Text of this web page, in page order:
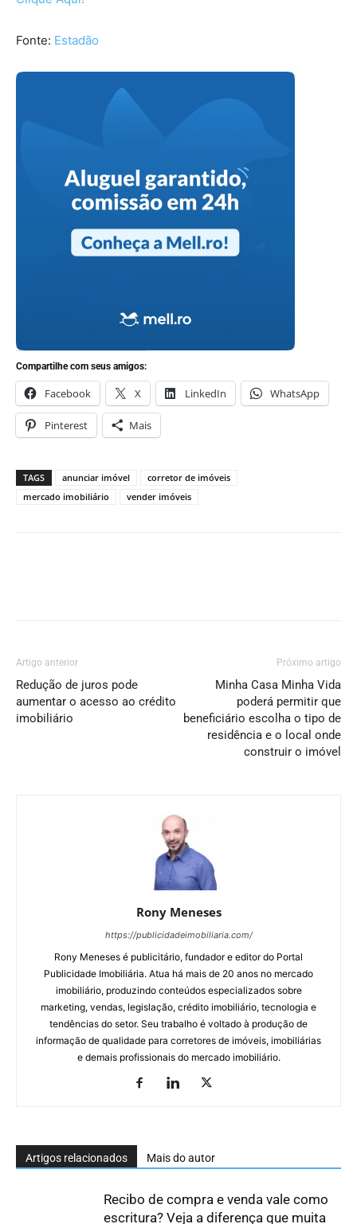
Fonte: Estadão
Compartilhe com seus amigos:
Facebook X LinkedIn WhatsApp
Pinterest Mais
TAGS anunciar imóvel
corretor de imóveis
mercado imobiliário
vender imóveis
Artigo anterior
Redução de juros pode
aumentar o acesso ao crédito
imobiliário
Próximo artigo
Minha Casa Minha Vida
poderá permitir que
beneficiário escolha o tipo de
residência e o local onde
construir o imóvel
Rony Meneses
https://publicidadeimobiliaria.com/
Rony Meneses é publicitário, fundador e editor do Portal
Publicidade Imobiliária. Atua há mais de 20 anos no mercado
imobiliário, produzindo conteúdos especializados sobre
marketing, vendas, legislação, crédito imobiliário, tecnologia e
tendências do setor. Seu trabalho é voltado à produção de
informação de qualidade para corretores de imóveis, imobiliárias
e demais profissionais do mercado imobiliário.
Artigos relacionados Mais do autor
Recibo de compra e venda vale como
escritura? Veja a diferença que muita